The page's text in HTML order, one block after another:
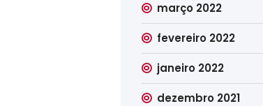
março 2022
fevereiro 2022
janeiro 2022
dezembro 2021